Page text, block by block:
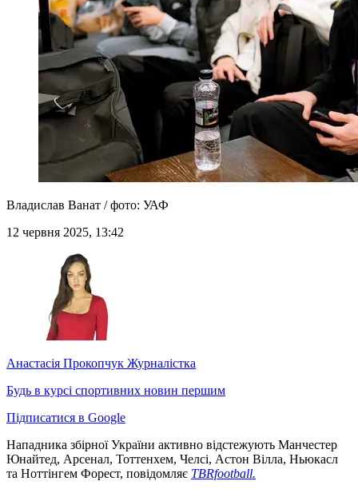
Владислав Ванат / фото: УАФ
12 червня 2025, 13:42
Анастасія Прокопчук Журналістка
Будь в курсі спортивних новин першим
Підписатися в Google
Нападника збірної України активно відстежують Манчестер
Юнайтед, Арсенал, Тоттенхем, Челсі, Астон Вілла, Ньюкасл
та Ноттінгем Форест, повідомляє TBRfootball.